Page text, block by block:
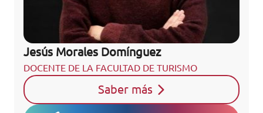
Jesús Morales Domínguez
DOCENTE DE LA FACULTAD DE TURISMO
Saber más